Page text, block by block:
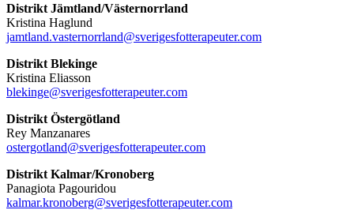
Distrikt Jämtland/Västernorrland
Kristina Haglund
jamtland.vasternorrland@sverigesfotterapeuter.com
Distrikt Blekinge
Kristina Eliasson
blekinge@sverigesfotterapeuter.com
Distrikt Östergötland
Rey Manzanares
ostergotland@sverigesfotterapeuter.com
Distrikt Kalmar/Kronoberg
Panagiota Pagouridou
kalmar.kronoberg@sverigesfotterapeuter.com